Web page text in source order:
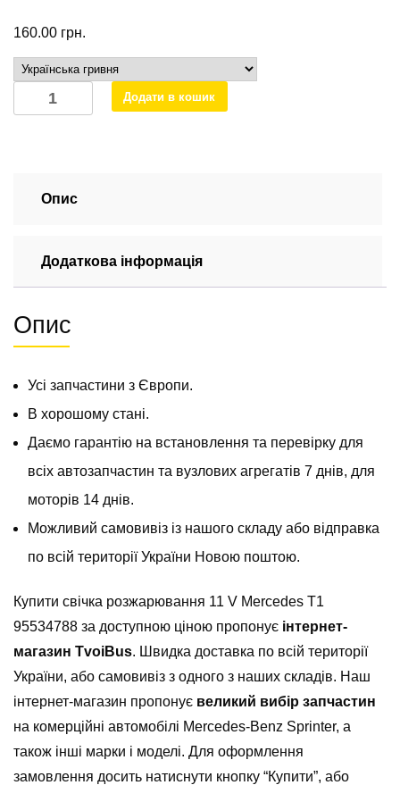
160.00 грн.
Cвічка
розжарювання
1977-
кількість
Додати в кошик
Опис
Додаткова інформація
Опис
Усі запчастини з Європи.
В хорошому стані.
Даємо гарантію на встановлення та перевірку для
всіх автозапчастин та вузлових агрегатів 7 днів, для
моторів 14 днів.
Можливий самовивіз із нашого складу або відправка
по всій території України Новою поштою.
Купити свічка розжарювання 11 V Mercedes T1
95534788 за доступною ціною пропонує інтернет-
магазин TvoiBus. Швидка доставка по всій території
України, або самовивіз з одного з наших складів. Наш
інтернет-магазин пропонує великий вибір запчастин
на комерційні автомобілі Mercedes-Benz Sprinter, а
також інші марки і моделі. Для оформлення
замовлення досить натиснути кнопку “Купити”, або